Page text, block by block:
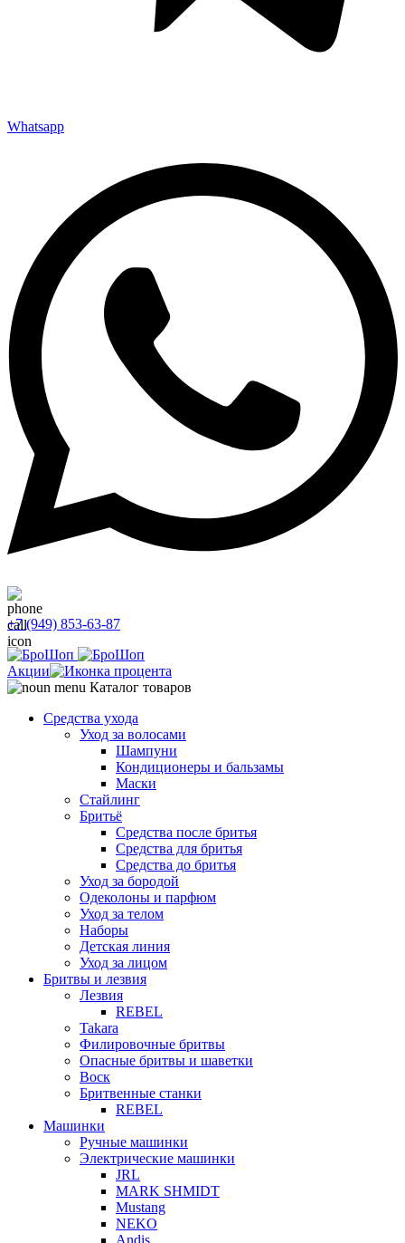
Whatsapp
+7 (949) 853-63-87
Акции
Каталог товаров
Средства ухода
Уход за волосами
Шампуни
Кондиционеры и бальзамы
Маски
Стайлинг
Бритьё
Средства после бритья
Средства для бритья
Средства до бритья
Уход за бородой
Одеколоны и парфюм
Уход за телом
Наборы
Детская линия
Уход за лицом
Бритвы и лезвия
Лезвия
REBEL
Takara
Филировочные бритвы
Опасные бритвы и шаветки
Воск
Бритвенные станки
REBEL
Машинки
Ручные машинки
Электрические машинки
JRL
MARK SHMIDT
Mustang
NEKO
Andis